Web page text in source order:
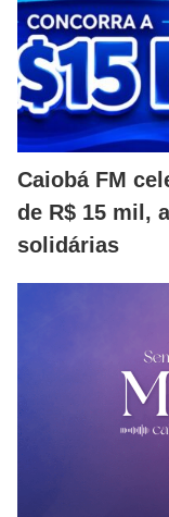
Caiobá FM
de R$ 15 mil,
solidárias